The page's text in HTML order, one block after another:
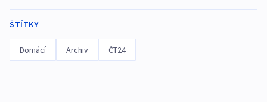
ŠTÍTKY
Domácí Archiv ČT24